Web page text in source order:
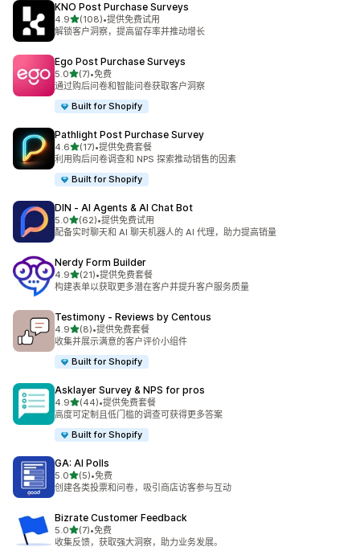
KNO Post Purchase Surveys
4.9星（满分 5 星）
(108)
总共 108 条评论
•提供免费试用
解锁客户洞察，提高留存率并推动增长
Ego Post Purchase Surveys
5.0星（满分 5 星）
(7)
总共 7 条评论
•免费
通过购后问卷和智能问卷获取客户洞察
Built for Shopify
Pathlight Post Purchase Survey
4.6星（满分 5 星）
(17)
总共 17 条评论
•提供免费套餐
利用购后问卷调查和 NPS 探索推动销售的因素
Built for Shopify
DIN ‑ AI Agents & AI Chat Bot
5.0星（满分 5 星）
(62)
总共 62 条评论
•提供免费试用
配备实时聊天和 AI 聊天机器人的 AI 代理，助力提高销量
Nerdy Form Builder
4.9星（满分 5 星）
(21)
总共 21 条评论
•提供免费套餐
构建表单以获取更多潜在客户并提升客户服务质量
Testimony ‑ Reviews by Centous
4.9星（满分 5 星）
(8)
总共 8 条评论
•提供免费套餐
收集并展示满意的客户评价小组件
Built for Shopify
Asklayer Survey & NPS for pros
4.9星（满分 5 星）
(44)
总共 44 条评论
•提供免费套餐
高度可定制且低门槛的调查可获得更多答案
Built for Shopify
GA: AI Polls
5.0星（满分 5 星）
(5)
总共 5 条评论
•免费
创建各类投票和问卷，吸引商店访客参与互动
Bizrate Customer Feedback
5.0星（满分 5 星）
(7)
总共 7 条评论
•免费
收集反馈，获取强大洞察，助力业务发展。